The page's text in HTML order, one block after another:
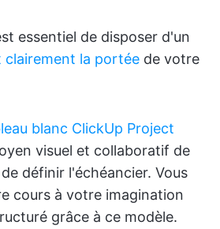
essentiel de disposer d'un
clairement la portée de votre
blanc ClickUp Project
visuel et collaboratif de
définir l'échéancier. Vous
cours à votre imagination
grâce à ce modèle.